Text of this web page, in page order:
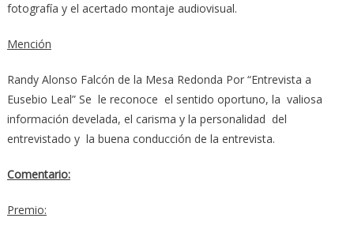
fotografía y el acertado montaje audiovisual.
Mención
Randy Alonso Falcón de la Mesa Redonda Por “Entrevista a
Eusebio Leal” Se le reconoce el sentido oportuno, la valiosa
información develada, el carisma y la personalidad del
entrevistado y la buena conducción de la entrevista.
Comentario:
Premio: